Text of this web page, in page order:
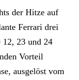
der Hitze auf
Ferrari drei
23 und 24
Vorteil
ausgelöst vom